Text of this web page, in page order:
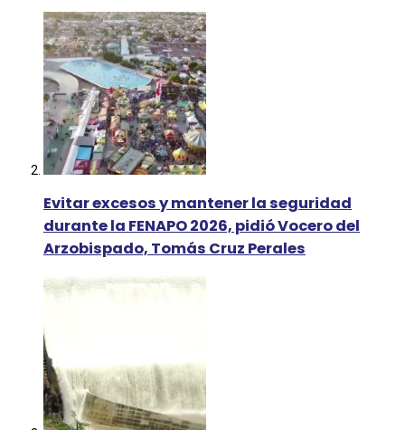
Evitar excesos y mantener la seguridad
durante la FENAPO 2026, pidió Vocero del
Arzobispado, Tomás Cruz Perales